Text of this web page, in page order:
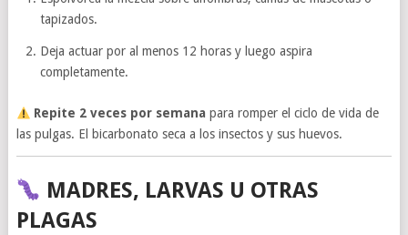
tapizados.
Deja actuar por al menos 12 horas y luego aspira
completamente.
Repite 2 veces por semana para romper el ciclo de vida de
las pulgas. El bicarbonato seca a los insectos y sus huevos.
MADRES, LARVAS U OTRAS
PLAGAS